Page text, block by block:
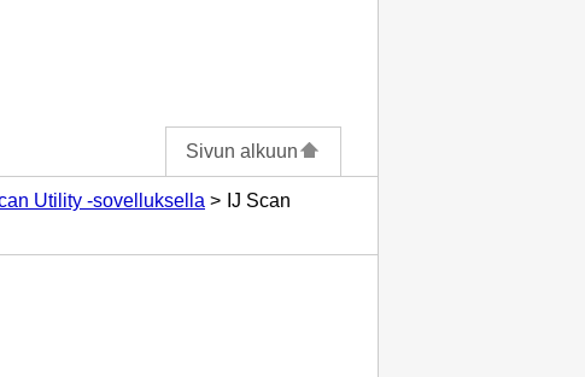
Sivun alkuun
Utility -sovelluksella
IJ Scan